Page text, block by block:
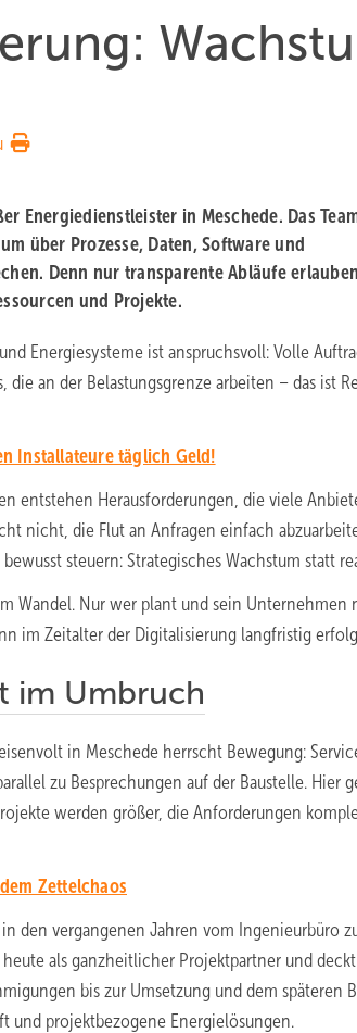
Energiedienstleister in Meschede. Das
über Prozesse, Daten, Software und
Denn nur transparente Abläufe
und Projekte.
Energiesysteme ist anspruchsvoll: Volle
die an der Belastungsgrenze arbeiten – das ist
Installateure täglich Geld!
entstehen Herausforderungen, die viele
nicht, die Flut an Anfragen einfach
steuern: Strategisches Wachstum statt
Wandel. Nur wer plant und sein
im Zeitalter der Digitalisierung langfristig
im Umbruch
in Meschede herrscht Bewegung:
zu Besprechungen auf der Baustelle.
werden größer, die Anforderungen
Zettelchaos
den vergangenen Jahren vom Ingenieurbüro
als ganzheitlicher Projektpartner und
bis zur Umsetzung und dem späteren
und projektbezogene Energielösungen.